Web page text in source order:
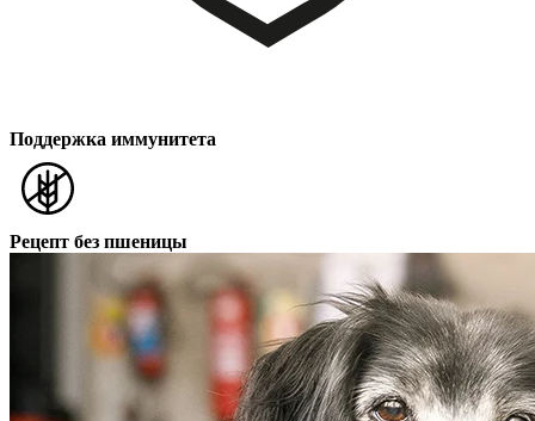
Поддержка иммунитета
Рецепт без пшеницы